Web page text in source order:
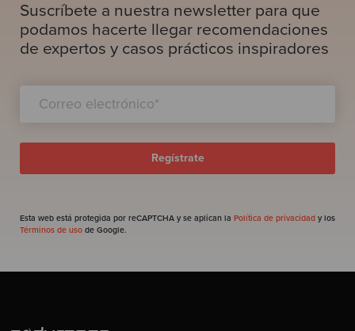
Suscríbete a nuestra newsletter para que
podamos hacerte llegar recomendaciones
de expertos y casos prácticos inspiradores
Esta web está protegida por reCAPTCHA y se aplican la Política de privacidad y los
Términos de uso de Google.